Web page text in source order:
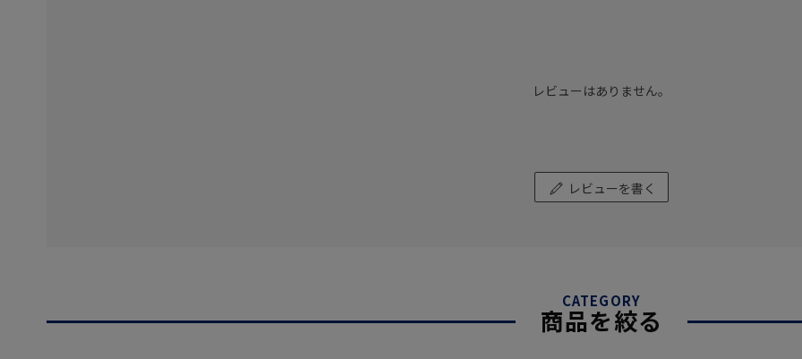
レビューはありません。
レビューを書く
CATEGORY
商品を絞る